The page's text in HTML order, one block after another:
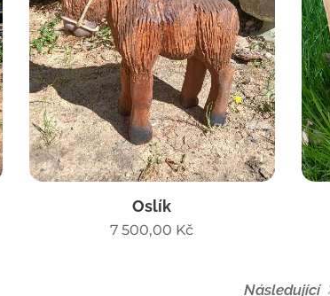
Oslík
7 500,00 Kč
Následující